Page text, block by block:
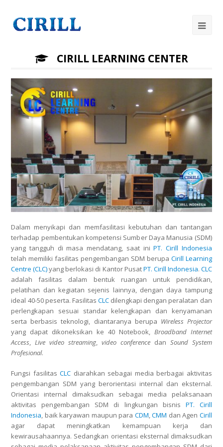
CIRILL LEARNING CENTER
Dalam menyikapi dan memfasilitasi kebutuhan dan tantangan
terhadap pembentukan kompetensi Sumber Daya Manusia (SDM)
yang tangguh di masa mendatang, saat iniPT. Cirill Indonesia
telah memiliki fasilitas pengembangan SDM berupa Cirill Learning
Centre (CLC)yang berlokasi di Kantor PusatPT. Cirill Indonesia. CLC
adalah fasilitas dalam bentuk ruangan untuk pendidikan,
pelatihan dan kegiatan sejenis lainnya, dengan daya tampung
ideal 40-50 peserta. Fasilitas CLC dilengkapi dengan peralatan dan
perlengkapan sesuai standar kelengkapan dan kenyamanan
serta berbasis teknologi, diantaranya berupa Wireless Projector
yang dapat dikoneksikan ke 40 Notebook, Broadband Internet
Access,Live video streaming,video conferencedan Sound System
Profesional.
Fungsi fasilitasCLC diarahkan sebagai media berbagai aktivitas
pengembangan SDM yang berorientasi internal dan eksternal.
Orientasi internal dimaksudkan sebagai media pelaksanaan
aktivitas pengembangan SDM di lingkungan bisnis PT. Cirill
Indonesia, baik karyawan maupun para CDM,CMM dan Agen Cirill
agar dapat meningkatkan kemampuan kerja dan
kewirausahaannya. Sedangkan orientasi eksternal dimaksudkan